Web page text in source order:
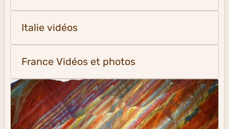
Italie vidéos
France Vidéos et photos